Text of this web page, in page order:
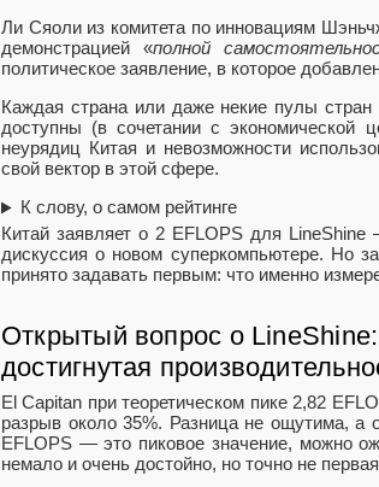
Ли Сяоли из комитета по инновациям
демонстрацией «полной
политическое заявление, в которое
Каждая страна или даже некие пулы
доступны (в сочетании с экономической
неурядиц Китая и невозможности
свой вектор в этой сфере.
К слову, о самом рейтинге
Китай заявляет о 2 EFLOPS для
дискуссия о новом суперкомпьютере. Но
принято задавать первым: что именно
Открытый вопрос о
достигнутая
El Capitan при теоретическом пике 2,82
разрыв около 35%. Разница не ощутима, а
EFLOPS — это пиковое значение, можно
немало и очень достойно, но точно не